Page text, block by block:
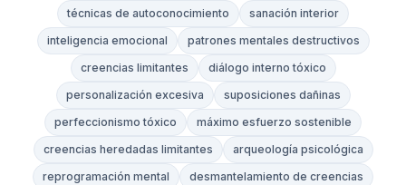
técnicas de autoconocimiento
sanación interior
inteligencia emocional
patrones mentales destructivos
creencias limitantes
diálogo interno tóxico
personalización excesiva
suposiciones dañinas
perfeccionismo tóxico
máximo esfuerzo sostenible
creencias heredadas limitantes
arqueología psicológica
reprogramación mental
desmantelamiento de creencias